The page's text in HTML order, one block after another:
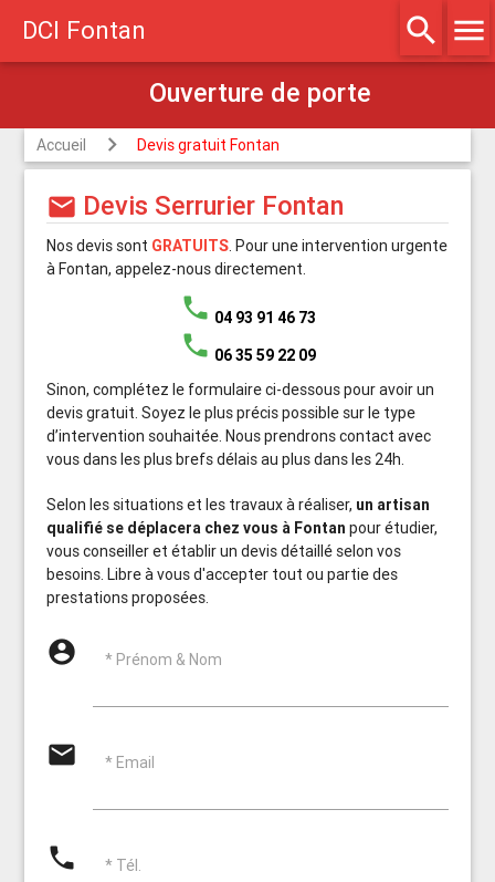
DCI Fontan search menu
Accueil Devis gratuit Fontan
mail Devis Serrurier Fontan
Nos devis sont GRATUITS. Pour une intervention urgente
à Fontan, appelez-nous directement.
phone 04 93 91 46 73
phone 06 35 59 22 09
Sinon, complétez le formulaire ci-dessous pour avoir un
devis gratuit. Soyez le plus précis possible sur le type
d’intervention souhaitée. Nous prendrons contact avec
vous dans les plus brefs délais au plus dans les 24h.
Selon les situations et les travaux à réaliser, un artisan
qualifié se déplacera chez vous à Fontan pour étudier,
vous conseiller et établir un devis détaillé selon vos
besoins. Libre à vous d'accepter tout ou partie des
prestations proposées.
account_circle * Prénom & Nom
email * Email
phone * Tél.